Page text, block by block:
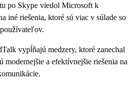
po Skype viedol Microsoft k
iné riešenia, ktoré sú viac v súlade so
vypĺňajú medzery, ktoré zanechal
modernejšie a efektívnejšie riešenia na